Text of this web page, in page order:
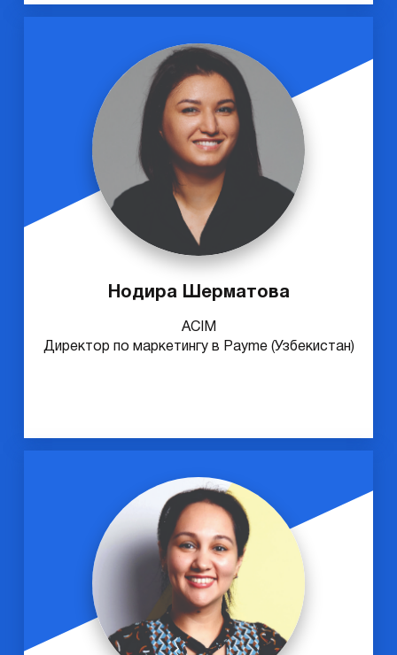
Нодира Шерматова
ACIM
Директор по маркетингу в Payme (Узбекистан)